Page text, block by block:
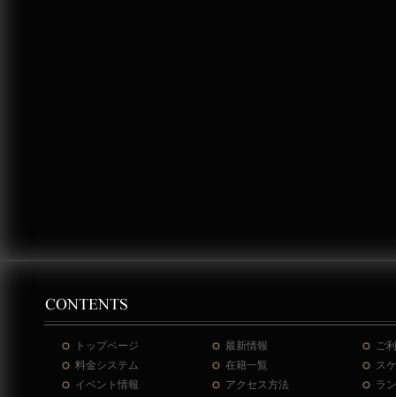
トップページ 最新情報
ご
料金システム
在籍一覧
ス
イベント情報
アクセス方法
ラ